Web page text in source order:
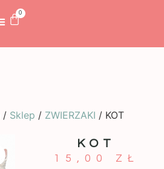
0
/ Sklep / ZWIERZAKI / KOT
KOT
15,00 ZŁ